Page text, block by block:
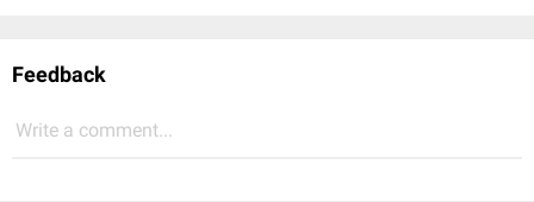
Feedback
Write a comment...